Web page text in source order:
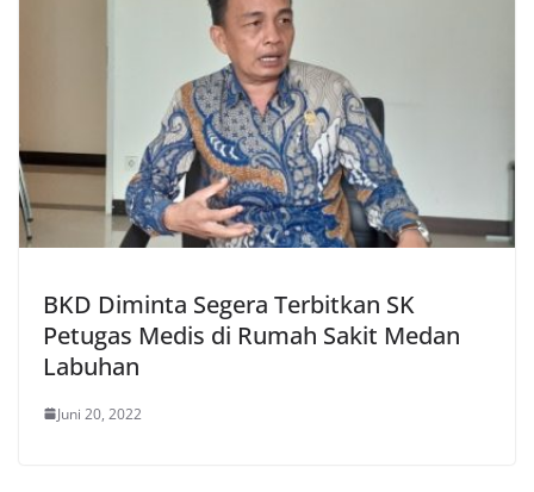
BKD Diminta Segera Terbitkan SK
Petugas Medis di Rumah Sakit Medan
Labuhan
Juni 20, 2022